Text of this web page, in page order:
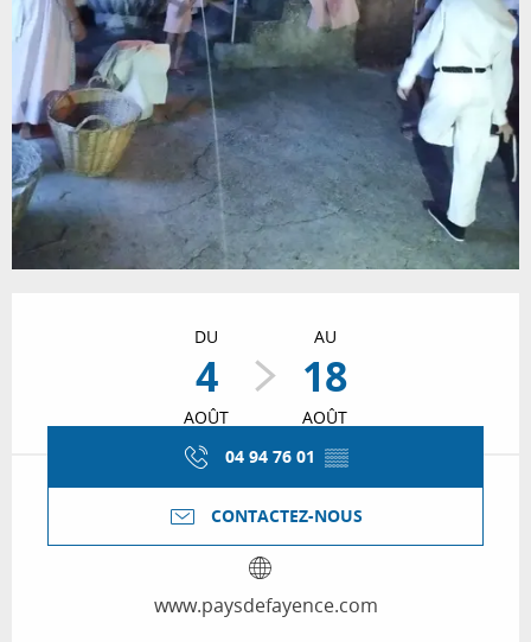
DU
4
AOÛT
AU
18
AOÛT
04 94 76 01 ▒▒
CONTACTEZ-NOUS
www.paysdefayence.com